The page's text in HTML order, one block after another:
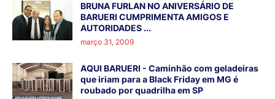
BRUNA FURLAN NO ANIVERSÁRIO DE
BARUERI CUMPRIMENTA AMIGOS E
AUTORIDADES ...
março 31, 2009
AQUI BARUERI - Caminhão com geladeiras
que iriam para a Black Friday em MG é
roubado por quadrilha em SP